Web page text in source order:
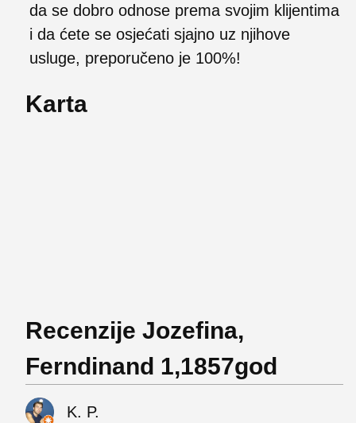
da se dobro odnose prema svojim klijentima
i da ćete se osjećati sjajno uz njihove
usluge, preporučeno je 100%!
Karta
Recenzije Jozefina,
Ferndinand 1,1857god
K. P.